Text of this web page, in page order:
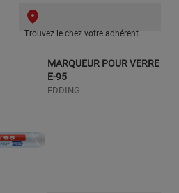
Trouvez le chez votre adhérent
MARQUEUR POUR VERRE
E-95
EDDING